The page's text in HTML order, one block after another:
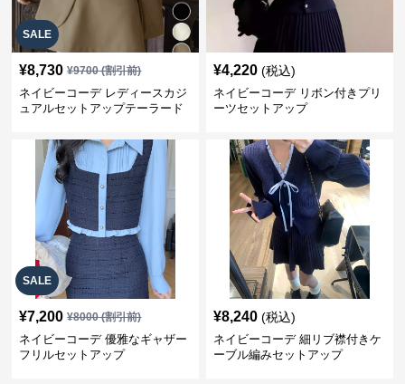
SALE
¥8,730 ¥9700(割引前)
ネイビーコーデ レディースカジ
ュアルセットアップテーラード
¥4,220 (税込)
ネイビーコーデ リボン付きプリ
ーツセットアップ
SALE
¥7,200 ¥8000(割引前)
ネイビーコーデ 優雅なギャザー
フリルセットアップ
¥8,240 (税込)
ネイビーコーデ 細リブ襟付きケ
ーブル編みセットアップ